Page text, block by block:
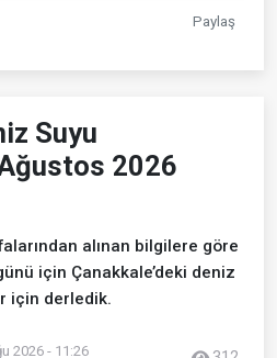
Paylaş
Suyu
Ağustos 2026
alınan bilgilere göre
için Çanakkale’deki deniz
için derledik.
2026 - 11:26